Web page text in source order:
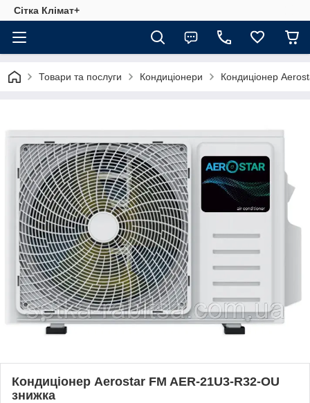
Сітка Клімат+
Товари та послуги Кондиціонери Кондиціонер
Кондиціонер Aerostar FM AER-21U3-R32-OU
знижка